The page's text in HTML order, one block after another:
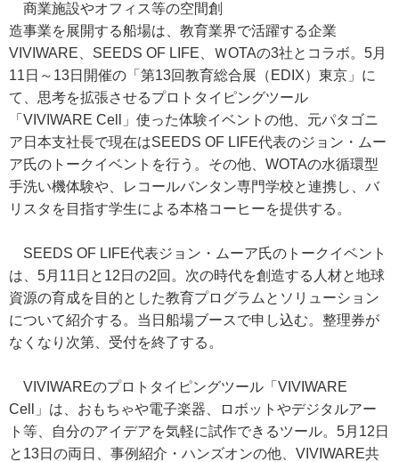
商業施設やオフィス等の空間創
造事業を展開する船場は、教育業界で活躍する企業
VIVIWARE、SEEDS OF LIFE、ＷOTAの3社とコラボ。5月
11日～13日開催の「第13回教育総合展（EDIX）東京」に
て、思考を拡張させるプロトタイピングツール
「VIVIWARE Cell」使った体験イベントの他、元パタゴニ
ア日本支社長で現在はSEEDS OF LIFE代表のジョン・ムー
ア氏のトークイベントを行う。その他、WOTAの水循環型
手洗い機体験や、レコールバンタン専門学校と連携し、バ
リスタを目指す学生による本格コーヒーを提供する。
SEEDS OF LIFE代表ジョン・ムーア氏のトークイベント
は、5月11日と12日の2回。次の時代を創造する人材と地球
資源の育成を目的とした教育プログラムとソリューション
について紹介する。当日船場ブースで申し込む。整理券が
なくなり次第、受付を終了する。
VIVIWAREのプロトタイピングツール「VIVIWARE
Cell」は、おもちゃや電子楽器、ロボットやデジタルアー
ト等、自分のアイデアを気軽に試作できるツール。5月12日
と13日の両日、事例紹介・ハンズオンの他、VIVIWARE共